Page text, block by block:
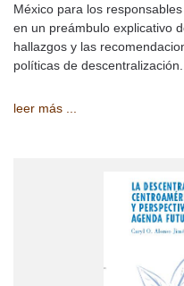
México para los
en un preámbulo explicativo
hallazgos y las
políticas de descentralización.
leer más ...